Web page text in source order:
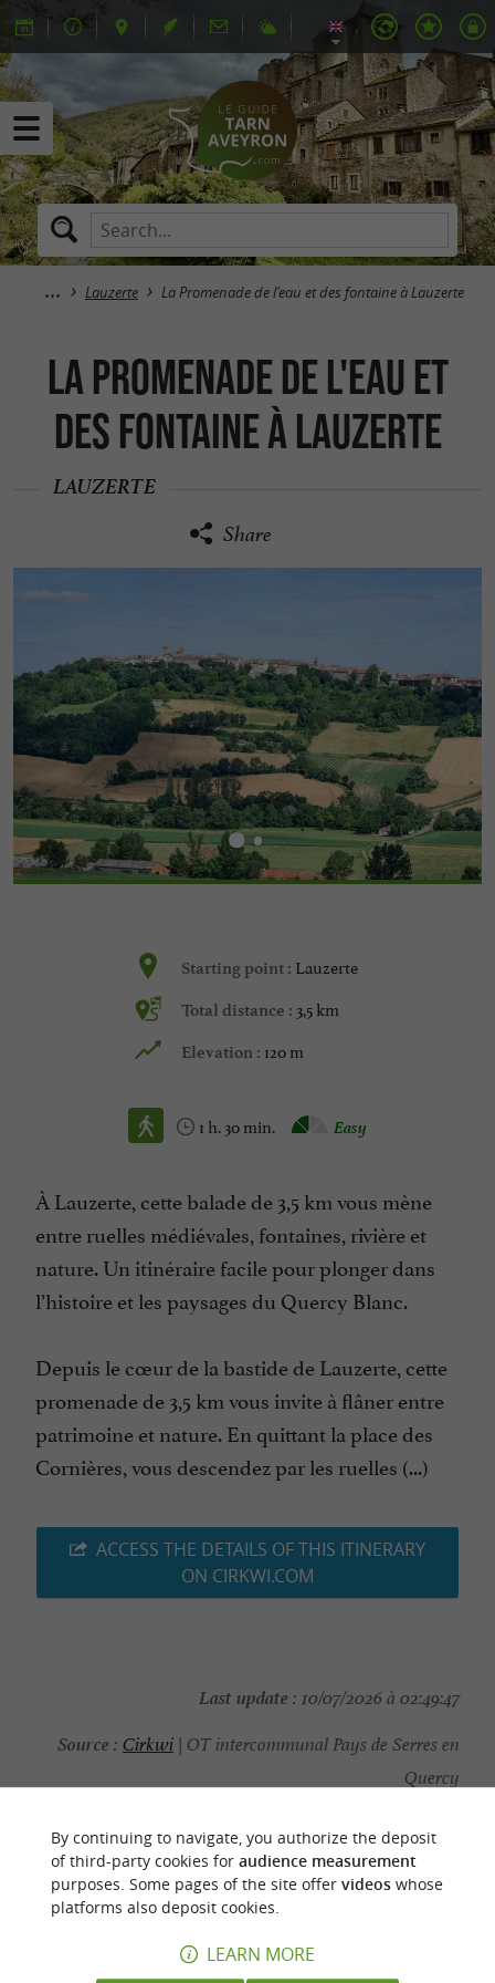
Lauzerte La Promenade de l'eau et des fontaine à Lauzerte
La Promenade de l'eau et
des fontaine à Lauzerte
LAUZERTE
Share
Starting point : Lauzerte
Total distance : 3,5 km
Elevation : 120 m
1 h. 30 min. Easy
À Lauzerte, cette balade de 3,5 km vous mène
entre ruelles médiévales, fontaines, rivière et
nature. Un itinéraire facile pour plonger dans
l’histoire et les paysages du Quercy Blanc.
Depuis le cœur de la bastide de Lauzerte, cette
promenade de 3,5 km vous invite à flâner entre
patrimoine et nature. En quittant la place des
Cornières, vous descendez par les ruelles (...)
ACCESS THE DETAILS OF THIS ITINERARY
ON CIRKWI.COM
Last update : 10/07/2026 à 02:49:47
Source : Cirkwi | OT intercommunal Pays de Serres en
Quercy
YOU WILL LIKEALSO
By continuing to navigate, you authorize the deposit
of third-party cookies for audience measurement
purposes. Some pages of the site offer videoswhose
platforms also deposit cookies.
LEARN MORE